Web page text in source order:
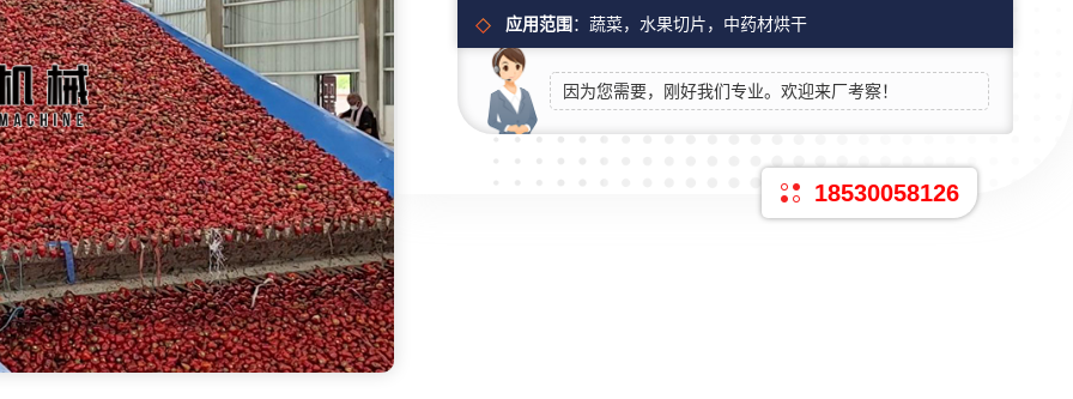
应用范围 ：蔬菜，水果切片，中药材烘干
因为您需要，刚好我们专业。欢迎来厂考察！
18530058126